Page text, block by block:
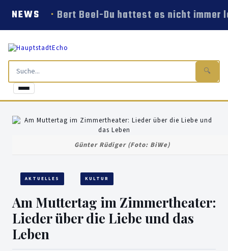
NEWS Bert Beel-Du hattest es nicht immer
🔍
Günter Rüdiger (Foto: BiWe)
AKTUELLES KULTUR
Am Muttertag im Zimmertheater:
Lieder über die Liebe und das
Leben